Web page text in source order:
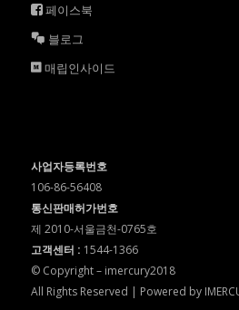
페이스북
블로그
매립인사이드
사업자등록번호
106-86-56408
통신판매허가번호
제 2010-서울금천-0765호
고객센터 : 1544-1366
© Copyright – imercury2018
All Rights Reserved | Powered by